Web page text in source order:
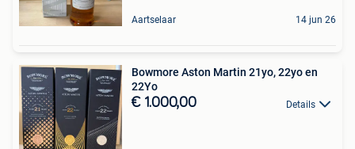
Aartselaar 14 jun 26
Bowmore Aston Martin 21yo, 22yo en
22Yo
€ 1.000,00 Details